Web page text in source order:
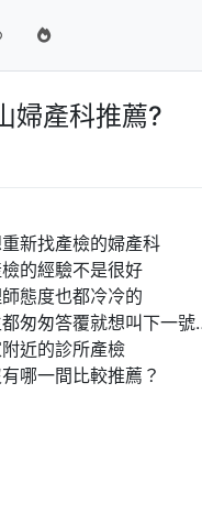
婦產科推薦?
新找產檢的婦產科
的經驗不是很好
態度也都冷冷的
匆匆答覆就想叫下一
近的診所產檢
哪一間比較推薦？